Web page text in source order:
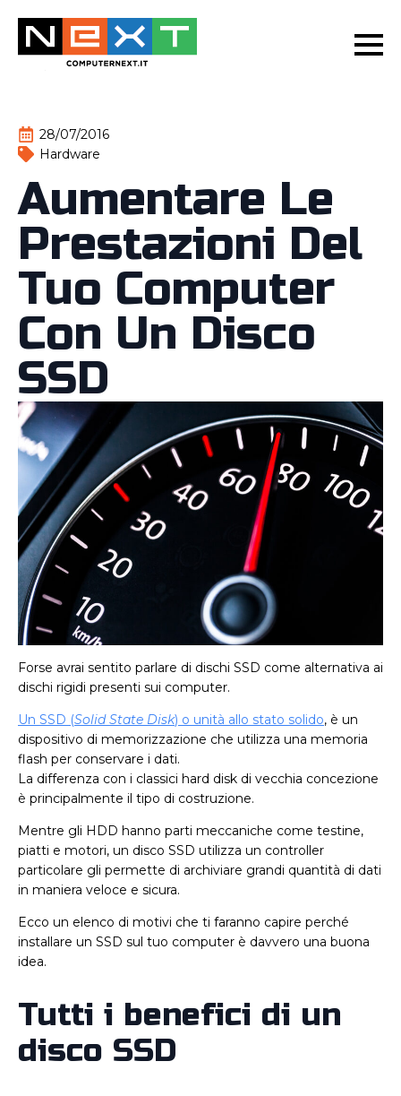
28/07/2016
Hardware
Aumentare Le
Prestazioni Del
Tuo Computer
Con Un Disco
SSD
Forse avrai sentito parlare di dischi SSD come alternativa ai
dischi rigidi presenti sui computer.
Un SSD (Solid State Disk) o unità allo stato solido, è un
dispositivo di memorizzazione che utilizza una memoria
flash per conservare i dati.
La differenza con i classici hard disk di vecchia concezione
è principalmente il tipo di costruzione.
Mentre gli HDD hanno parti meccaniche come testine,
piatti e motori, un disco SSD utilizza un controller
particolare gli permette di archiviare grandi quantità di dati
in maniera veloce e sicura.
Ecco un elenco di motivi che ti faranno capire perché
installare un SSD sul tuo computer è davvero una buona
idea.
Tutti i benefici di un
disco SSD